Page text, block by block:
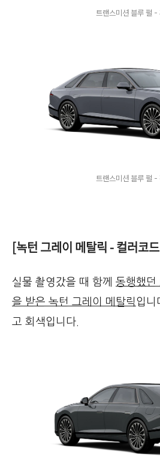
트랜스미션 블루 펄 -
트랜스미션 블루 펄 -
[녹턴 그레이 메탈릭 - 컬러코
실물 촬영갔을 때 함께 동행했던
을 받은 녹턴 그레이 메탈릭입니
고 회색입니다.